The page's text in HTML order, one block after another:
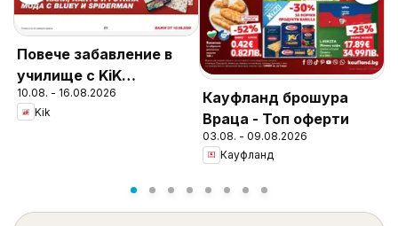
Повече забавление в
училище с KiK
предложения
10.08. - 16.08.2026
Kik
Кауфланд брошура
Враца - Топ оферти
03.08. - 09.08.2026
Кауфланд